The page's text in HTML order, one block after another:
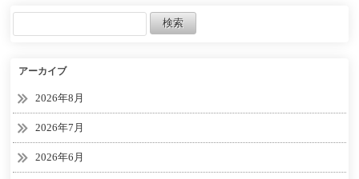
アーカイブ
2026年8月
2026年7月
2026年6月